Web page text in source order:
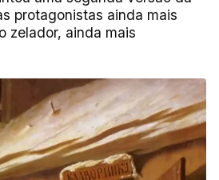
protagonistas ainda mais
zelador, ainda mais